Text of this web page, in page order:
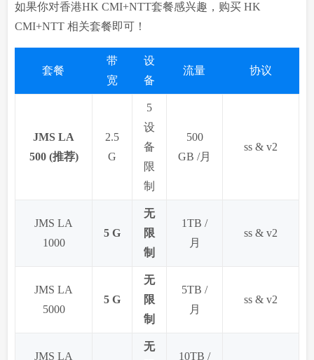
如果你对香港HK CMI+NTT套餐感兴趣，购买 HK
CMI+NTT 相关套餐即可！
套餐
带
宽
设
备
流量 协议
JMS LA
500 (推荐)
2.5
G
5
设
备
限
制
500
GB /月
ss & v2
JMS LA
1000
5 G
无
限
制
1TB /
月
ss & v2
JMS LA
5000
5 G
无
限
制
5TB /
月
ss & v2
JMS LA
无
10TB /